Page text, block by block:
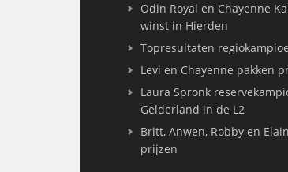
Odin Royal en Chayenne
winst in Hierden
Topresultaten
Levi en Chayenne pakken
Laura Spronk
Gelderland in de L2
Britt, Anwen, Robby en
prijzen